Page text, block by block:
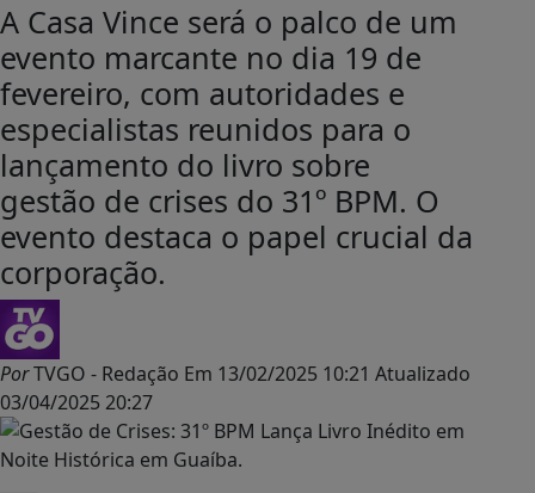
A Casa Vince será o palco de um
evento marcante no dia 19 de
fevereiro, com autoridades e
especialistas reunidos para o
lançamento do livro sobre
gestão de crises do 31º BPM. O
evento destaca o papel crucial da
corporação.
PorTVGO - Redação Em 13/02/2025 10:21 Atualizado
03/04/2025 20:27